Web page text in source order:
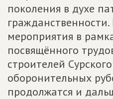
поколения в духе
мероприятия в
посвящённого
строителей
оборонительных
продолжатся и